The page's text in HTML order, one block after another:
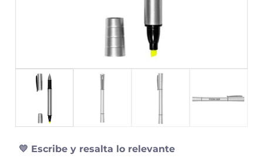
💛 Escribe y resalta lo relevante